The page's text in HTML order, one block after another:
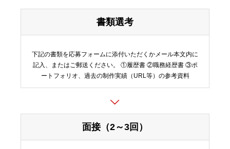
書類選考
下記の書類を応募フォームに添付いただくかメール本文内に
記入、またはご郵送ください。 ①履歴書 ②職務経歴書 ③ポ
ートフォリオ、過去の制作実績（URL等）の参考資料
面接（2～3回）